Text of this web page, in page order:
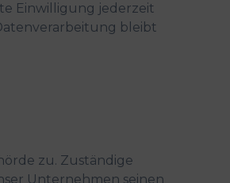
Einwilligung jederzeit
bleibt
zu. Zuständige
Unternehmen seinen